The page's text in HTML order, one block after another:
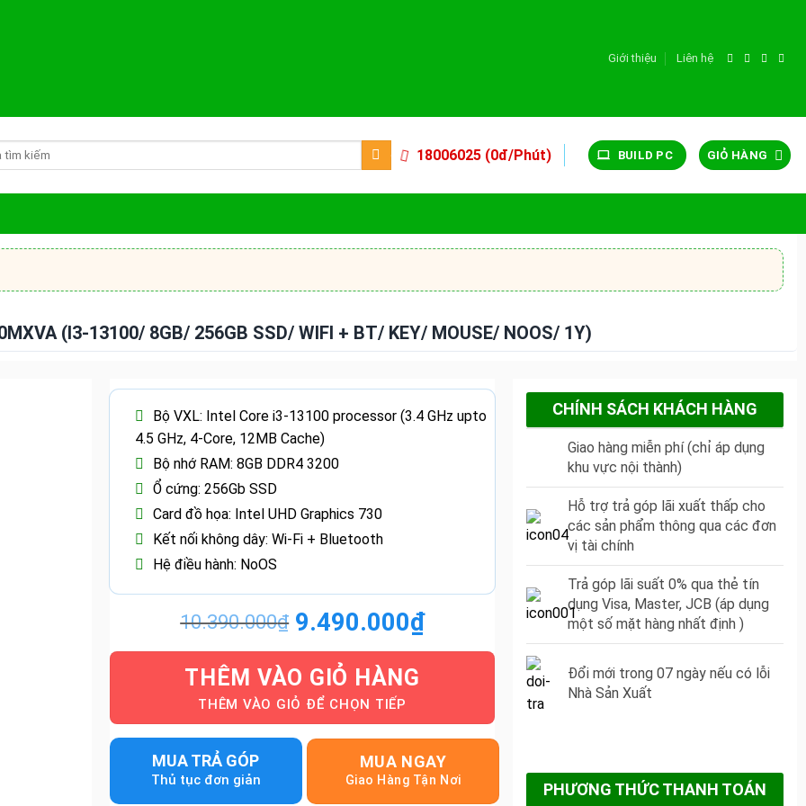
Giới thiệu Liên hệ
18006025 (0đ/Phút) BUILD PC GIỎ HÀNG
(I3-13100/ 8GB/ 256GB SSD/ WIFI + BT/ KEY/ MOUSE/ NOOS/ 1Y)
Bộ VXL: Intel Core i3-13100 processor (3.4 GHz upto
4.5 GHz, 4-Core, 12MB Cache)
Bộ nhớ RAM: 8GB DDR4 3200
Ổ cứng: 256Gb SSD
Card đồ họa: Intel UHD Graphics 730
Kết nối không dây: Wi-Fi + Bluetooth
Hệ điều hành: NoOS
10.390.000₫ Giá
gốc
là:
10.390.000₫.
9.490.000₫
Giá
hiện
tại
là:
9.490.000₫.
THÊM VÀO GIỎ HÀNG
MUA TRẢ GÓP MUA NGAY
CHÍNH SÁCH KHÁCH HÀNG
Giao hàng miễn phí (chỉ áp dụng
khu vực nội thành)
Hỗ trợ trả góp lãi xuất thấp cho
các sản phẩm thông qua các đơn
vị tài chính
Trả góp lãi suất 0% qua thẻ tín
dụng Visa, Master, JCB (áp dụng
một số mặt hàng nhất định )
Đổi mới trong 07 ngày nếu có lỗi
Nhà Sản Xuất
PHƯƠNG THỨC THANH TOÁN